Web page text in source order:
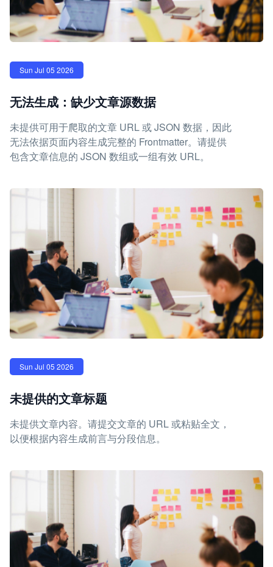
Sun Jul 05 2026
无法生成：缺少文章源数据
未提供可用于爬取的文章 URL 或 JSON 数据，因此
无法依据页面内容生成完整的 Frontmatter。请提供
包含文章信息的 JSON 数组或一组有效 URL。
Sun Jul 05 2026
未提供的文章标题
未提供文章内容。请提交文章的 URL 或粘贴全文，
以便根据内容生成前言与分段信息。